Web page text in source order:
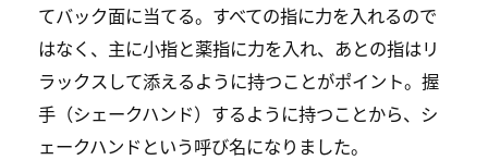
てバック面に当てる。すべての指に力を入れるので
はなく、主に小指と薬指に力を入れ、あとの指はリ
ラックスして添えるように持つことがポイント。握
手（シェークハンド）するように持つことから、シ
ェークハンドという呼び名になりました。